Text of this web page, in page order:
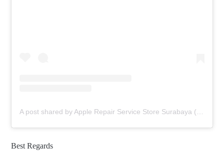
A post shared by Apple Repair Service Store Surabaya (@elmobsub)
Best Regards